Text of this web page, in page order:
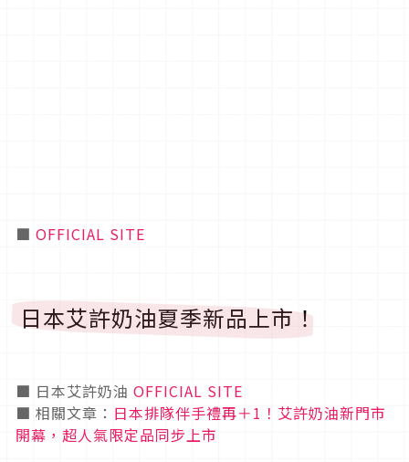
■ OFFICIAL SITE
日本艾許奶油夏季新品上市！
■ 日本艾許奶油 OFFICIAL SITE
■ 相關文章： 日本排隊伴手禮再＋1！艾許奶油新門市
開幕，超人氣限定品同步上市